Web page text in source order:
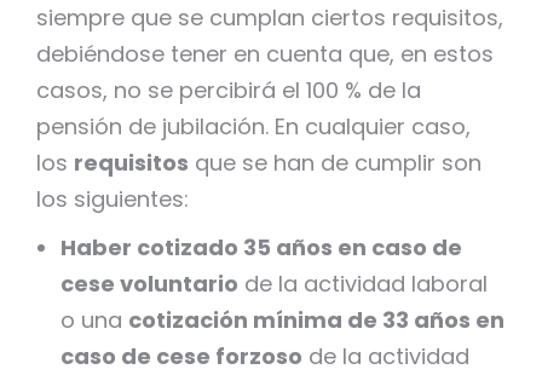
siempre que se cumplan ciertos requisitos,
debiéndose tener en cuenta que, en estos
casos, no se percibirá el 100 % de la
pensión de jubilación. En cualquier caso,
los requisitos que se han de cumplir son
los siguientes:
Haber cotizado 35 años en caso de
cese voluntario de la actividad laboral
o una cotización mínima de 33 años en
caso de cese forzoso de la actividad